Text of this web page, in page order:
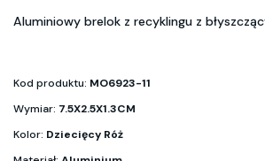
Aluminiowy brelok z recyklingu z
Kod produktu: MO6923-11
Wymiar: 7.5X2.5X1.3CM
Kolor: Dziecięcy Róż